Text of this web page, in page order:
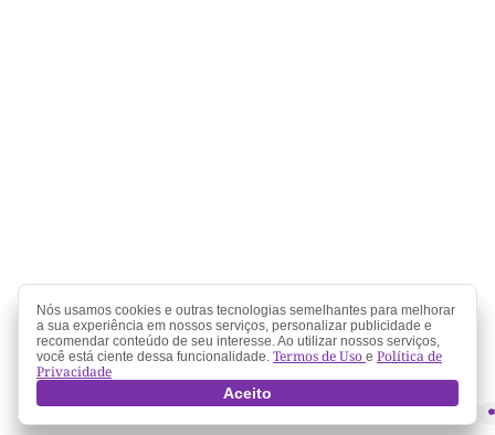
Nós usamos cookies e outras tecnologias semelhantes para melhorar
a sua experiência em nossos serviços, personalizar publicidade e
recomendar conteúdo de seu interesse. Ao utilizar nossos serviços,
você está ciente dessa funcionalidade. Termos de Uso e Política de
Privacidade
Aceito